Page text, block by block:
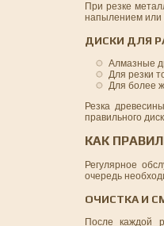
При резке
напылением или
ДИСКИ ДЛЯ
Алмазные
Для резки
Для более
Резка
правильного
КАК
Регулярное
очередь
ОЧИСТКА И
После каждой